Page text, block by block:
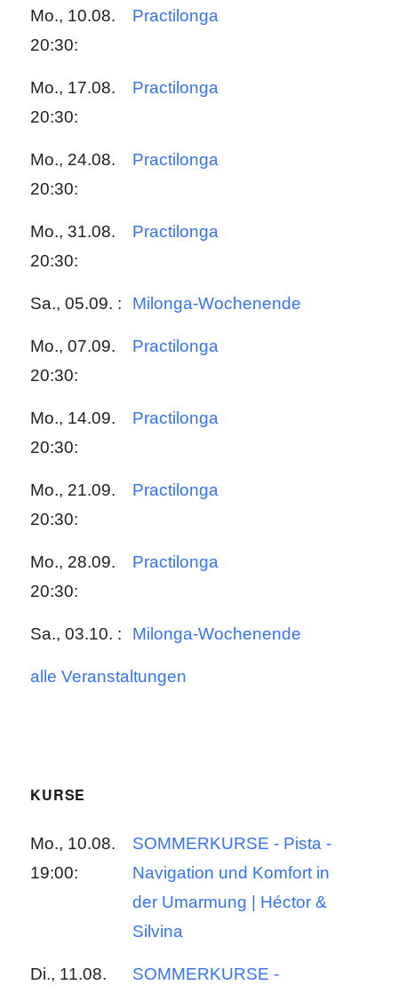
Mo., 10.08.
20:30:
Practilonga
Mo., 17.08.
20:30:
Practilonga
Mo., 24.08.
20:30:
Practilonga
Mo., 31.08.
20:30:
Practilonga
Sa., 05.09. : Milonga-Wochenende
Mo., 07.09.
20:30:
Practilonga
Mo., 14.09.
20:30:
Practilonga
Mo., 21.09.
20:30:
Practilonga
Mo., 28.09.
20:30:
Practilonga
Sa., 03.10. : Milonga-Wochenende
alle Veranstaltungen
KURSE
Mo., 10.08.
19:00:
SOMMERKURSE - Pista -
Navigation und Komfort in
der Umarmung | Héctor &
Silvina
Di., 11.08.
SOMMERKURSE -